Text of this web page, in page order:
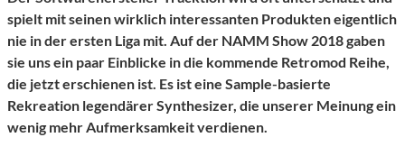
spielt mit seinen wirklich interessanten Produkten eigentlich
nie in der ersten Liga mit. Auf der NAMM Show 2018 gaben
sie uns ein paar Einblicke in die kommende Retromod Reihe,
die jetzt erschienen ist. Es ist eine Sample-basierte
Rekreation legendärer Synthesizer, die unserer Meinung ein
wenig mehr Aufmerksamkeit verdienen.